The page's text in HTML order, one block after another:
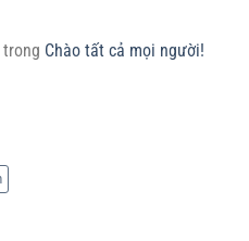
trong Chào tất cả mọi người!